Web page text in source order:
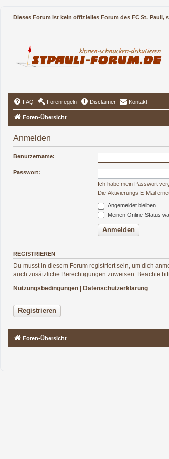
Dieses Forum ist kein offizielles Forum des FC St. Pauli,
FAQ Forenregeln Disclaimer Kontakt
Foren-Übersicht
Anmelden
Benutzername:
Passwort:
Ich habe mein Passwort
Die Aktivierungs-E-Mail
Angemeldet bleiben
Meinen Online-Status
REGISTRIEREN
Du musst in diesem Forum registriert sein, um dich
auch zusätzliche Berechtigungen zuweisen. Beachte
Nutzungsbedingungen | Datenschutzerklärung
Registrieren
Foren-Übersicht